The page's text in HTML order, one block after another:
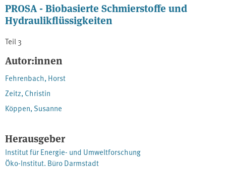
PROSA - Biobasierte Schmierstoffe und
Hydraulikflüssigkeiten
Teil 3
Autor:innen
Fehrenbach, Horst
Zeitz, Christin
Köppen, Susanne
Herausgeber
Institut für Energie- und Umweltforschung
Öko-Institut. Büro Darmstadt